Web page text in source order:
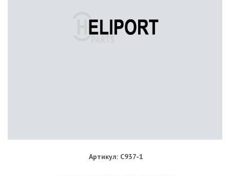
Артикул: C937-1